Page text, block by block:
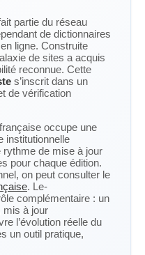
partie du réseau
de dictionnaires
ligne. Construite
de sites a acquis
reconnue. Cette
s’inscrit dans un
de vérification
occupe une
institutionnelle
rythme de mise à jour
pour chaque édition.
on peut consulter le
. Le-
complémentaire : un
mis à jour
l’évolution réelle du
un outil pratique,